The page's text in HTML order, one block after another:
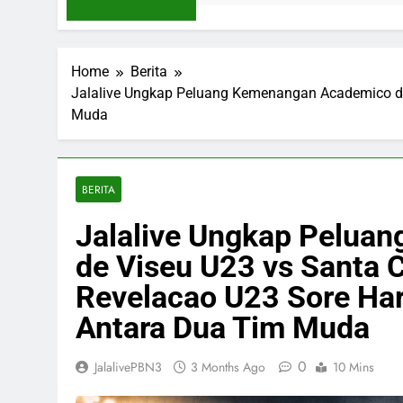
Home
Berita
Jalalive Ungkap Peluang Kemenangan Academico
Muda
BERITA
Jalalive Ungkap
de Viseu U23 vs Santa
Revelacao U23 Sore
Antara Dua Tim Muda
JalalivePBN3 3 Months Ago 0 10 Mins